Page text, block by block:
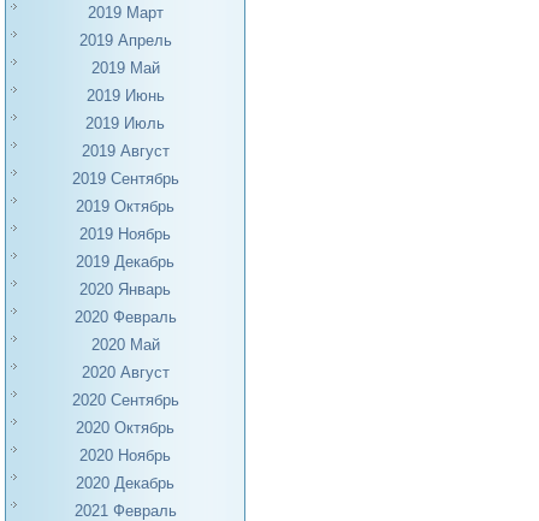
2019 Март
2019 Апрель
2019 Май
2019 Июнь
2019 Июль
2019 Август
2019 Сентябрь
2019 Октябрь
2019 Ноябрь
2019 Декабрь
2020 Январь
2020 Февраль
2020 Май
2020 Август
2020 Сентябрь
2020 Октябрь
2020 Ноябрь
2020 Декабрь
2021 Февраль